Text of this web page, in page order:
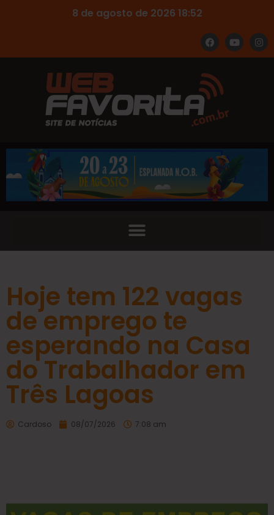
8 de agosto de 2026 18:52
Hoje tem 122 vagas
de emprego te
esperando na Casa
do Trabalhador em
Três Lagoas
Cardoso 08/07/2026 7:08 am